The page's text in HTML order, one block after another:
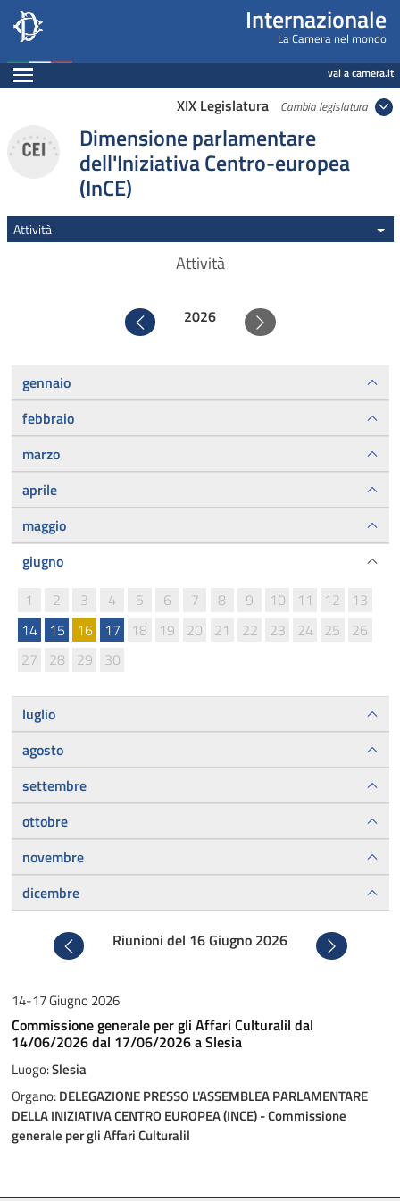
Internazionale, Camera dei Deputati -
Salta al contenuto principale
Salta al menu di navigazione Internazionale
La Camera nel mondo
Espandi vai a camera.it
XIX Legislatura Cambia legislatura
Dimensione parlamentare
dell'Iniziativa Centro-europea
(InCE)
Attività
Attività
Precedente2026 Successivo
gennaio
febbraio
marzo
aprile
maggio
giugno
1
2 3 4 5 6 7 8 9 10 11 12
13
14
15 16 17 18 19 20 21 22 23 24 25
26
27
28 29 30
luglio
agosto
settembre
ottobre
novembre
dicembre
PrecedenteRiunioni del 16 Giugno 2026 Successivo
14-17 Giugno 2026
Commissione generale per gli Affari Culturalil dal
14/06/2026 dal 17/06/2026 a Slesia
Luogo:Slesia
Organo:DELEGAZIONE PRESSO L'ASSEMBLEA PARLAMENTARE
DELLA INIZIATIVA CENTRO EUROPEA (INCE) - Commissione
generale per gli Affari Culturalil
Navigazione pagine di servizio
Fine pagina
Salta al contenuto principale
Salta al menu di navigazione
Vai a inizio pagina